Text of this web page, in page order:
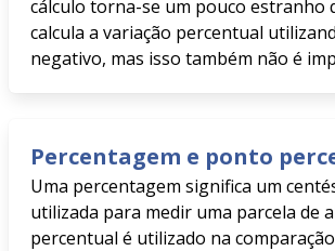
cálculo torna-se um pouco estranho
calcula a variação percentual
negativo, mas isso também não é
Percentagem e ponto
Uma percentagem significa um
utilizada para medir uma parcela de
percentual é utilizado na